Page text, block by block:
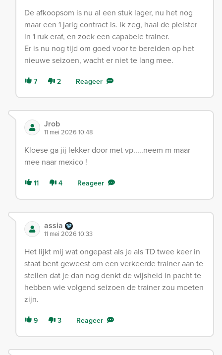
De afkoopsom is nu al een stuk lager, nu het nog
maar een 1 jarig contract is. Ik zeg, haal de pleister
in 1 ruk eraf, en zoek een capabele trainer.
Er is nu nog tijd om goed voor te bereiden op het
nieuwe seizoen, wacht er niet te lang mee.
7 2 Reageer
Jrob
11 mei 2026 10:48
Kloese ga jij lekker door met vp.....neem m maar
mee naar mexico !
11 4 Reageer
assia
11 mei 2026 10:33
Het lijkt mij wat ongepast als je als TD twee keer in
staat bent geweest om een verkeerde trainer aan te
stellen dat je dan nog denkt de wijsheid in pacht te
hebben wie volgend seizoen de trainer zou moeten
zijn.
9 3 Reageer